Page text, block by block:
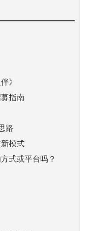
》
指南
路
模式
式或平台吗？